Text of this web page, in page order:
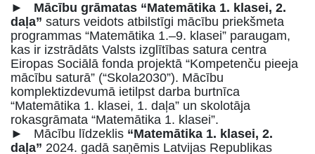
►
Mācību grāmatas “Matemātika 1. klasei, 2.
daļa” saturs veidots atbilstīgi mācību priekšmeta
programmas “Matemātika 1.–9. klasei” paraugam,
kas ir izstrādāts Valsts izglītības satura centra
Eiropas Sociālā fonda projektā “Kompetenču pieeja
mācību saturā” (“Skola2030”). Mācību
komplektizdevumā ietilpst darba burtnīca
“Matemātika 1. klasei, 1. daļa” un skolotāja
rokasgrāmata “Matemātika 1. klasei”.
► Mācību līdzeklis “Matemātika 1. klasei, 2.
daļa” 2024. gadā saņēmis Latvijas Republikas